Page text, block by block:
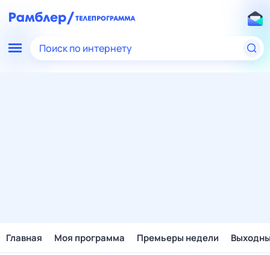
Поиск по интернету
Главная Моя программа Премьеры недели